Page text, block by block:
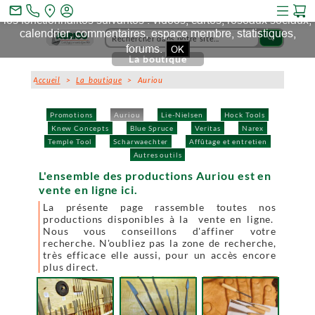
search
Promotions Auriou Lie-Nielsen
Hock Tools
Knew Concepts
Blue Spruce Veritas
Narex
Temple Tool
Scharwaechter
Affûtage et entretien
Autres outils
La boutique
Accueil >La boutique > Auriou
L'ensemble des productions Auriou est en
vente en ligne ici.
La présente page rassemble toutes nos
productions disponibles à la vente en ligne.
Nous vous conseillons d'affiner votre
recherche. N'oubliez pas la zone de recherche,
très efficace elle aussi, pour un accès encore
plus direct.
mail_outline
Ce site et des sites tiers qu'il utilise collectent des cookies pour
les fonctionnalités suivantes : vidéos, cartes, réseaux sociaux,
calendrier, commentaires, espace membre, statistiques,
forums. OK